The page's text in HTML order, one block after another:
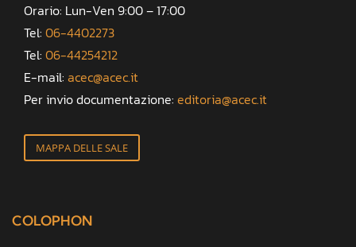
Orario: Lun-Ven 9:00 – 17:00
Tel: 06-4402273
Tel: 06-44254212
E-mail: acec@acec.it
Per invio documentazione: editoria@acec.it
MAPPA DELLE SALE
COLOPHON